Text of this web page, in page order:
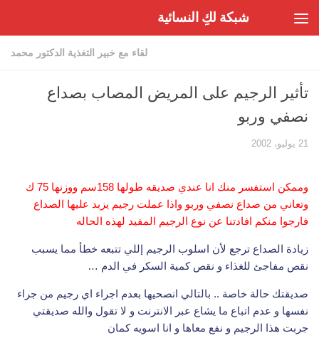
شبكة لكِ النسائية
لقاء مع خبير التغذية الدكتور محمد
تأثير الرجيم على المريض المصاب بصداع
نصفي وربو
21 يوليو، 2002
وممكن استفسر منك انا عندي صديقه طولها 158سم ووزنها 75 ك
وتعاني من صداع نصفي وربو واذا عملت رجيم يزبد عليها الصداع
فارجوا منكم افادتنا عن نوع الرجيم المفيد لهذه الحاله
زيادة الصداع ترجع لأن اسلوب الرجيم إللي تتبعه خطأ مما يسبب
نقص مفاجئ للغذاء و نقص كمية السكر في الدم …
صديقتك حالة خاصة .. بالتالي انصحيها بعدم اجراء اي رجيم من جراء
نفسها و عدم اتباع ما يشاع عبر الانترنت و لا تقول والله صديقتي
جربت هذا الرجيم و نفع معاها و انا اسويه كمان